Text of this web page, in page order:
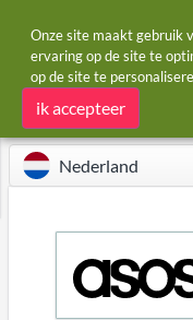
Startpagina Winkels ASOS
ASOS cashback
Nederland
Onze site maakt gebruik
ervaring op de site te
op de site te
ik accepteer